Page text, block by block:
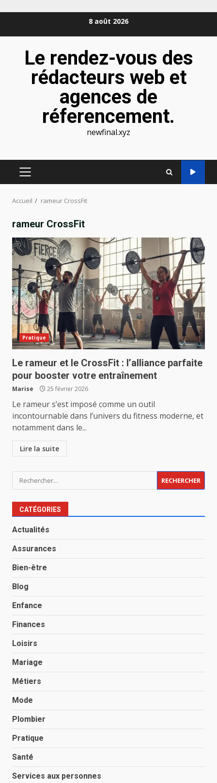
8 août 2026
Le rendez-vous des
rédacteurs web et
agences de
réferencement.
newfinal.xyz
MENU
Accueil rameur CrossFit
rameur CrossFit
Pratique
Le rameur et le CrossFit : l’alliance parfaite
pour booster votre entraînement
Marise 25 février 2026
Le rameur s’est imposé comme un outil
incontournable dans l’univers du fitness moderne, et
notamment dans le...
Lire la suite
Rechercher :
CATÉGORIES
Actualités
Assurances
Bien-être
Blog
Enfance
Finances
Loisirs
Mariage
Métiers
Mode
Plombier
Pratique
Santé
Services aux personnes